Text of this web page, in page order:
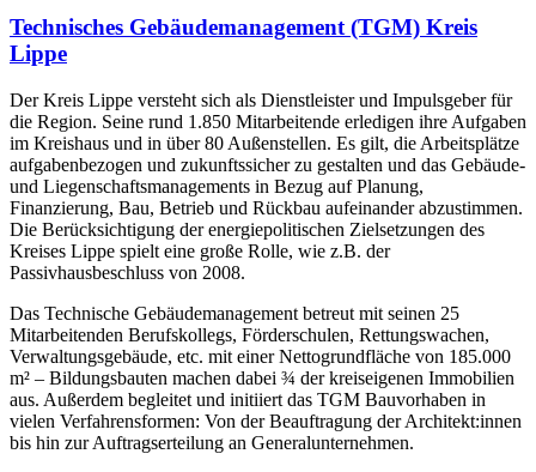
Technisches Gebäudemanagement (TGM) Kreis
Lippe
Der Kreis Lippe versteht sich als Dienstleister und Impulsgeber für
die Region. Seine rund 1.850 Mitarbeitende erledigen ihre Aufgaben
im Kreishaus und in über 80 Außenstellen. Es gilt, die Arbeitsplätze
aufgabenbezogen und zukunftssicher zu gestalten und das Gebäude-
und Liegenschaftsmanagements in Bezug auf Planung,
Finanzierung, Bau, Betrieb und Rückbau aufeinander abzustimmen.
Die Berücksichtigung der energiepolitischen Zielsetzungen des
Kreises Lippe spielt eine große Rolle, wie z.B. der
Passivhausbeschluss von 2008.
Das Technische Gebäudemanagement betreut mit seinen 25
Mitarbeitenden Berufskollegs, Förderschulen, Rettungswachen,
Verwaltungsgebäude, etc. mit einer Nettogrundfläche von 185.000
m² – Bildungsbauten machen dabei ¾ der kreiseigenen Immobilien
aus. Außerdem begleitet und initiiert das TGM Bauvorhaben in
vielen Verfahrensformen: Von der Beauftragung der Architekt:innen
bis hin zur Auftragserteilung an Generalunternehmen.